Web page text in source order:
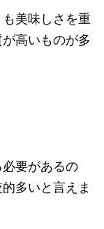
美味しさを重
高いものが多
要があるの
多いと言えま